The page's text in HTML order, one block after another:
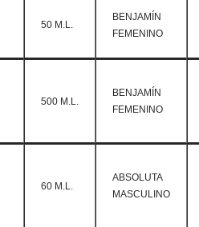
50 M.L.
BENJAMÍN
FEMENINO
500 M.L.
BENJAMÍN
FEMENINO
60 M.L.
ABSOLUTA
MASCULINO